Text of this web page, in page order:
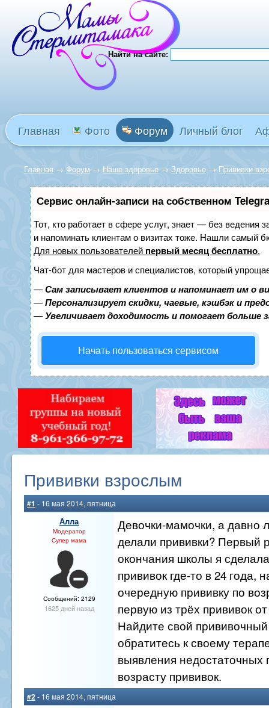
Найти на сайте:
Главная Фото Форум Личный блог
Главная → Форум → Наше здоровье → Здоровье → Прививки
Сервис онлайн-записи на собственном
Тот, кто работает в сфере услуг, знает — без ведения
и напоминать клиентам о визитах тоже. Нашли самый
Для новых пользователей первый месяц бесплатно.
Чат-бот для мастеров и специалистов, который
—Сам записывает клиентов и напоминает им о
—Персонализирует скидки, чаевые, кэшбэк и
—Увеличивает доходимость и помогает больше
Начать пользоваться сервисом
Прививки взрослым
#1 - 16 мая 2014, пятница
Алла
Модератор
Супер мама
Сообщений: 2129
1625 дней назад
Девочки-мамочки, а давно
делали прививки? Первый
окончания школы я
прививок где-то в 24 года,
очередную прививку по
первую из трёх прививок
Найдите свой
обратитесь к своему
выявления
возрасту прививок.
#2- 16 мая 2014, пятница